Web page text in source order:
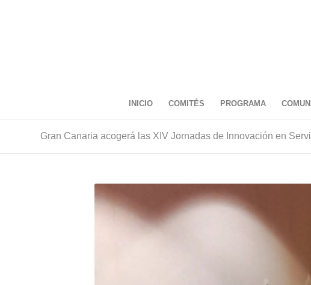
INICIO COMITÉS PROGRAMA
Gran Canaria acogerá las XIV Jornadas de Innovación en